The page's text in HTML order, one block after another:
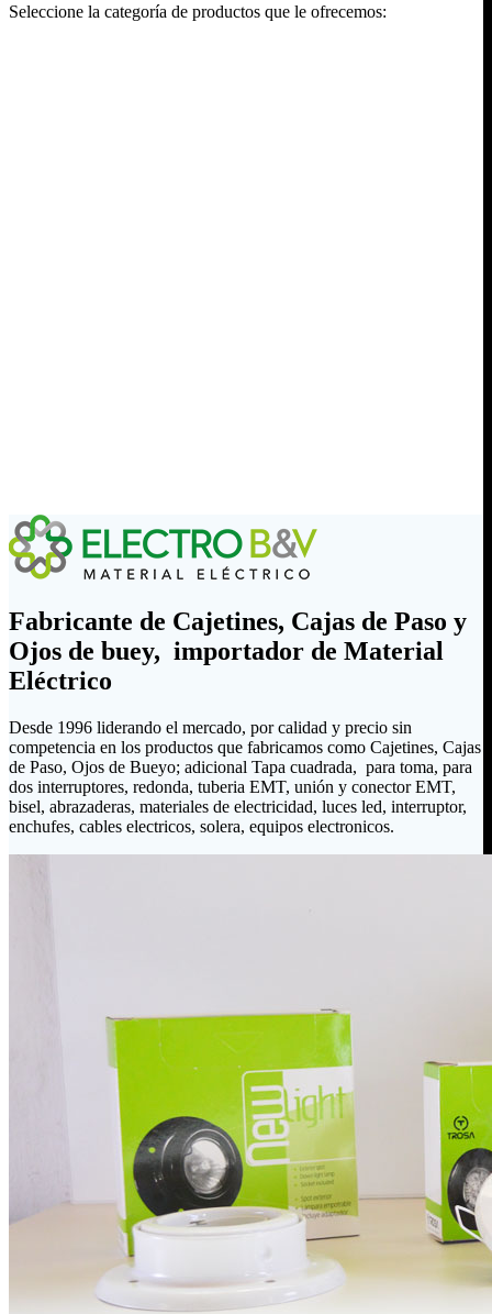
Seleccione la categoría de productos que le ofrecemos:
Fabricante de Cajetines, Cajas de Paso y
Ojos de buey, importador de Material
Eléctrico
Desde 1996 liderando el mercado, por calidad y precio sin
competencia en los productos que fabricamos como Cajetines, Cajas
de Paso, Ojos de Bueyo; adicional Tapa cuadrada, para toma, para
dos interruptores, redonda, tuberia EMT, unión y conector EMT,
bisel, abrazaderas, materiales de electricidad, luces led, interruptor,
enchufes, cables electricos, solera, equipos electronicos.